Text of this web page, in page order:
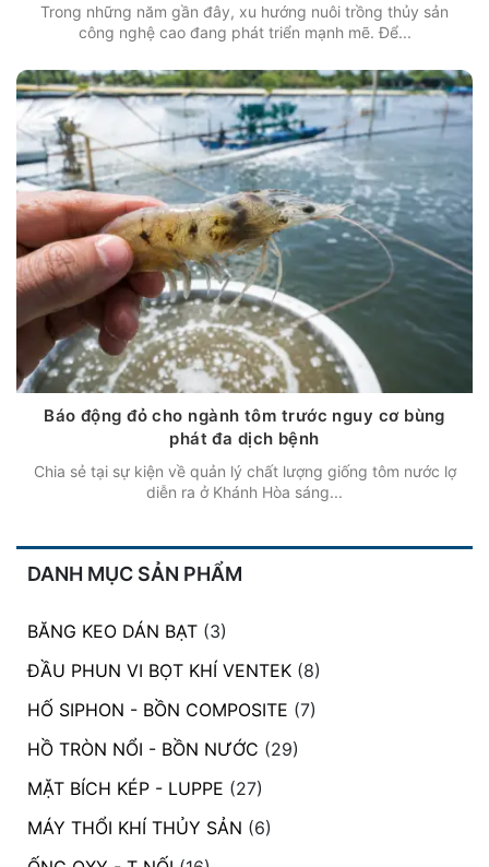
Trong những năm gần đây, xu hướng nuôi trồng thủy sản
công nghệ cao đang phát triển mạnh mẽ. Để...
Báo động đỏ cho ngành tôm trước nguy cơ bùng
phát đa dịch bệnh
Chia sẻ tại sự kiện về quản lý chất lượng giống tôm nước lợ
diễn ra ở Khánh Hòa sáng...
DANH MỤC SẢN PHẨM
BĂNG KEO DÁN BẠT (3)
ĐẦU PHUN VI BỌT KHÍ VENTEK (8)
HỐ SIPHON - BỒN COMPOSITE (7)
HỒ TRÒN NỔI - BỒN NƯỚC (29)
MẶT BÍCH KÉP - LUPPE (27)
MÁY THỔI KHÍ THỦY SẢN (6)